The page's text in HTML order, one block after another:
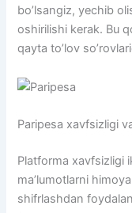
bo’lsangiz, yechib
oshirilishi kerak. Bu
qayta to’lov
Paripesa xavfsizligi
Platforma xavfsizligi
ma’lumotlarni
shifrlashdan